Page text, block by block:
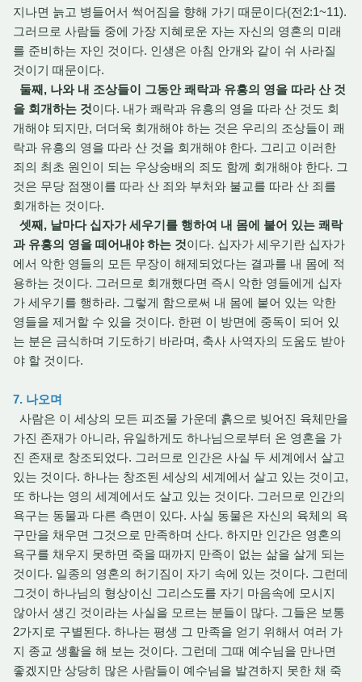
지나면 늙고 병들어서 썩어짐을 향해 가기 때문이다(전2:1~11).
그러므로 사람들 중에 가장 지혜로운 자는 자신의 영혼의 미래
를 준비하는 자인 것이다. 인생은 아침 안개와 같이 쉬 사라질
것이기 때문이다.
둘째, 나와 내 조상들이 그동안 쾌락과 유흥의 영을 따라 산 것
을 회개하는 것이다. 내가 쾌락과 유흥의 영을 따라 산 것도 회
개해야 되지만, 더더욱 회개해야 하는 것은 우리의 조상들이 쾌
락과 유흥의 영을 따라 산 것을 회개해야 한다. 그리고 이러한
죄의 최초 원인이 되는 우상숭배의 죄도 함께 회개해야 한다. 그
것은 무당 점쟁이를 따라 산 죄와 부처와 불교를 따라 산 죄를
회개하는 것이다.
셋째, 날마다 십자가 세우기를 행하여 내 몸에 붙어 있는 쾌락
과 유흥의 영을 떼어내야 하는 것이다. 십자가 세우기란 십자가
에서 악한 영들의 모든 무장이 해제되었다는 결과를 내 몸에 적
용하는 것이다. 그러므로 회개했다면 즉시 악한 영들에게 십자
가 세우기를 행하라. 그렇게 함으로써 내 몸에 붙어 있는 악한
영들을 제거할 수 있을 것이다. 한편 이 방면에 중독이 되어 있
는 분은 금식하며 기도하기 바라며, 축사 사역자의 도움도 받아
야 할 것이다.
7. 나오며
사람은 이 세상의 모든 피조물 가운데 흙으로 빚어진 육체만을
가진 존재가 아니라, 유일하게도 하나님으로부터 온 영혼을 가
진 존재로 창조되었다. 그러므로 인간은 사실 두 세계에서 살고
있는 것이다. 하나는 창조된 세상의 세계에서 살고 있는 것이고,
또 하나는 영의 세계에서도 살고 있는 것이다. 그러므로 인간의
욕구는 동물과 다른 측면이 있다. 사실 동물은 자신의 육체의 욕
구만을 채우면 그것으로 만족하며 산다. 하지만 인간은 영혼의
욕구를 채우지 못하면 죽을 때까지 만족이 없는 삶을 살게 되는
것이다. 일종의 영혼의 허기짐이 자기 속에 있는 것이다. 그런데
그것이 하나님의 형상이신 그리스도를 자기 마음속에 모시지
않아서 생긴 것이라는 사실을 모르는 분들이 많다. 그들은 보통
2가지로 구별된다. 하나는 평생 그 만족을 얻기 위해서 여러 가
지 종교 생활을 해 보는 것이다. 그런데 그때 예수님을 만나면
좋겠지만 상당히 많은 사람들이 예수님을 발견하지 못한 채 죽